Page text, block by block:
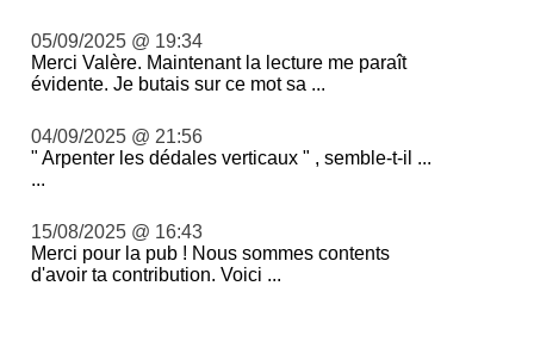
05/09/2025 @ 19:34
Merci Valère. Maintenant la lecture me paraît
évidente. Je butais sur ce mot sa ...
04/09/2025 @ 21:56
" Arpenter les dédales verticaux " , semble-t-il ...
...
15/08/2025 @ 16:43
Merci pour la pub ! Nous sommes contents
d'avoir ta contribution. Voici ...